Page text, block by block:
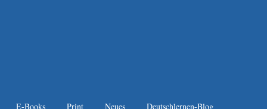
E-Books Print Neues Deutschlernen-Blog